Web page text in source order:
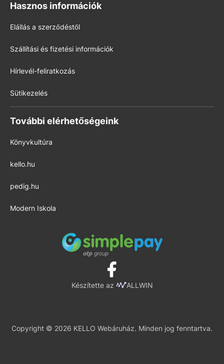
Hasznos információk
Elállás a szerződéstől
Szállítási és fizetési információk
Hírlevél-feliratkozás
Sütikezelés
További elérhetőségeink
Könyvkultúra
kello.hu
pedig.hu
Modern Iskola
Készítette az ALLWIN
Copyright © 2026 KELLO Webáruház. Minden jog fenntartva.